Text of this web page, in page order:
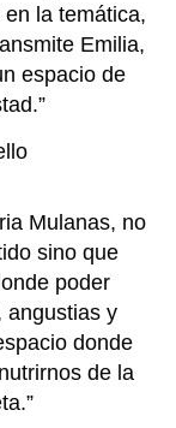
la temática,
Emilia,
espacio de
Mulanas, no
sino que
poder
angustias y
donde
de la